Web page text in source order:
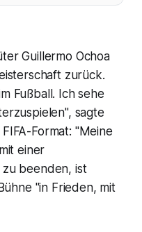
Guillermo Ochoa
zurück.
Fußball. Ich sehe
sagte
Format: "Meine
einer
beenden, ist
"in Frieden, mit